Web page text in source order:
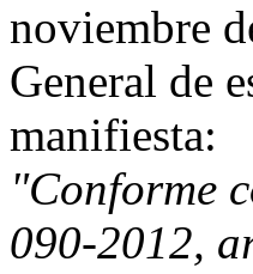
noviembre
General de
manifiesta:
"Conforme
090-2012,